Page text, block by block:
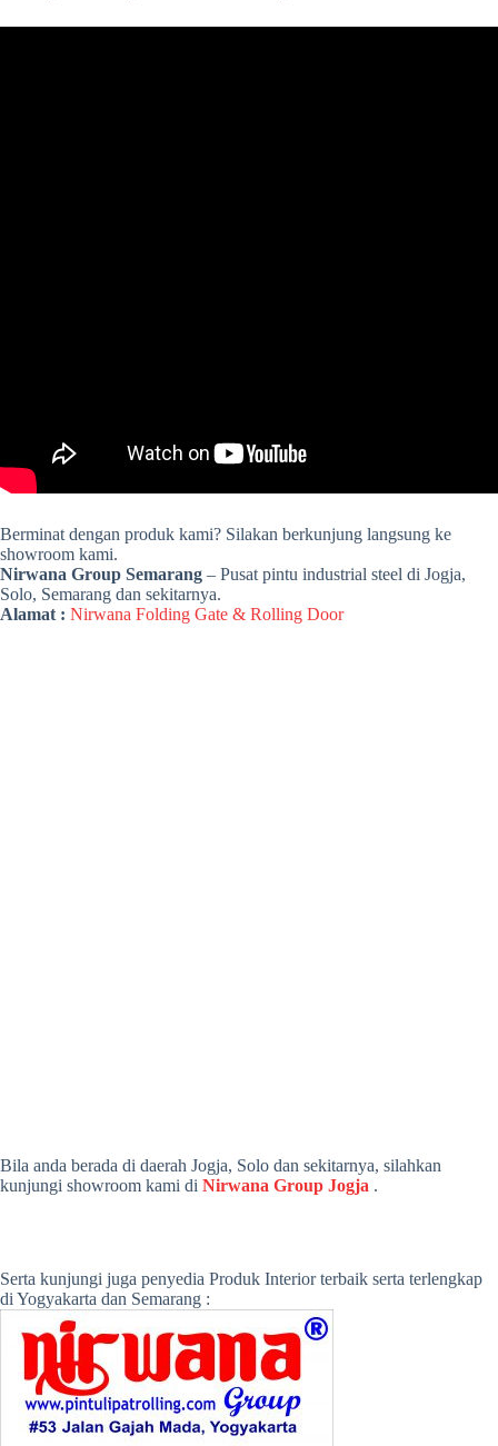
Berminat dengan produk kami? Silakan berkunjung langsung ke
showroom kami.
Nirwana Group Semarang – Pusat pintu industrial steel di Jogja,
Solo, Semarang dan sekitarnya.
Alamat : Nirwana Folding Gate & Rolling Door
Bila anda berada di daerah Jogja, Solo dan sekitarnya, silahkan
kunjungi showroom kami di Nirwana Group Jogja .
Serta kunjungi juga penyedia Produk Interior terbaik serta terlengkap
di Yogyakarta dan Semarang :